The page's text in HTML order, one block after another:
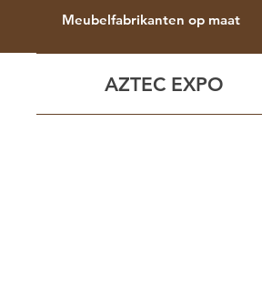
Meubelfabrikanten op maat
AZTEC EXPO